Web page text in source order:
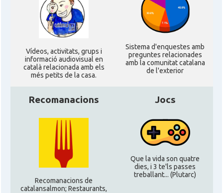
CAMON Catalans a Las Vegas
CAMON Catalans a Los Angeles
CAMON Catalans a Maine, USA
CAMON Catalans a MINNESOTA
CAMON
CAMON Catalans a NEW MEXICO
Ví­deos, activitats, grups i
informació audiovisual en
català relacionada amb els
més petits de la casa.
Sistema d'enquestes amb
preguntes relacionades
amb la comunitat catalana
de l'exterior
Recomanacions
Recomanacions de
catalansalmon; Restaurants,
Jocs
Que la vida son quatre
dies, i 3 te'ls passes
treballant... (Plutarc)